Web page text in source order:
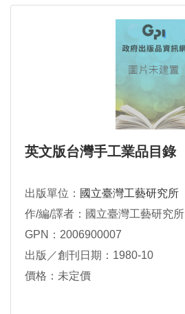
英文版台灣手工業品目錄
出版單位： 國立臺灣工藝研究所
作/編/譯者：國立臺灣工藝研究所
GPN：2006900007
出版／創刊日期：1980-10
價格：未定價